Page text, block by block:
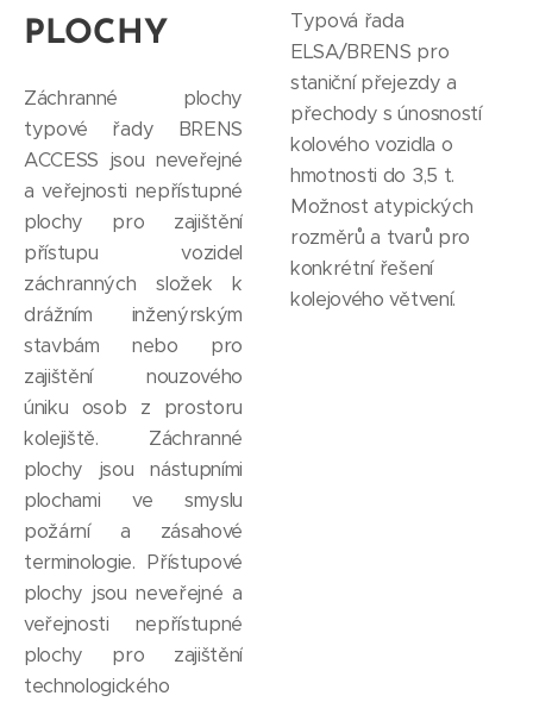
PLOCHY
Záchranné plochy
typové řady BRENS
ACCESS jsou neveřejné
a veřejnosti nepřístupné
plochy pro zajištění
přístupu vozidel
záchranných složek k
drážním inženýrským
stavbám nebo pro
zajištění nouzového
úniku osob z prostoru
kolejiště. Záchranné
plochy jsou nástupními
plochami ve smyslu
požární a zásahové
terminologie. Přístupové
plochy jsou neveřejné a
veřejnosti nepřístupné
plochy pro zajištění
technologického
Typová řada
ELSA/BRENS pro
staniční přejezdy a
přechody s únosností
kolového vozidla o
hmotnosti do 3,5 t.
Možnost atypických
rozměrů a tvarů pro
konkrétní řešení
kolejového větvení.